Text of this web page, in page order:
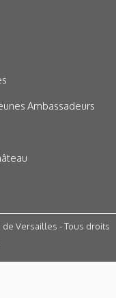
Ambassadeurs
Versailles - Tous droits